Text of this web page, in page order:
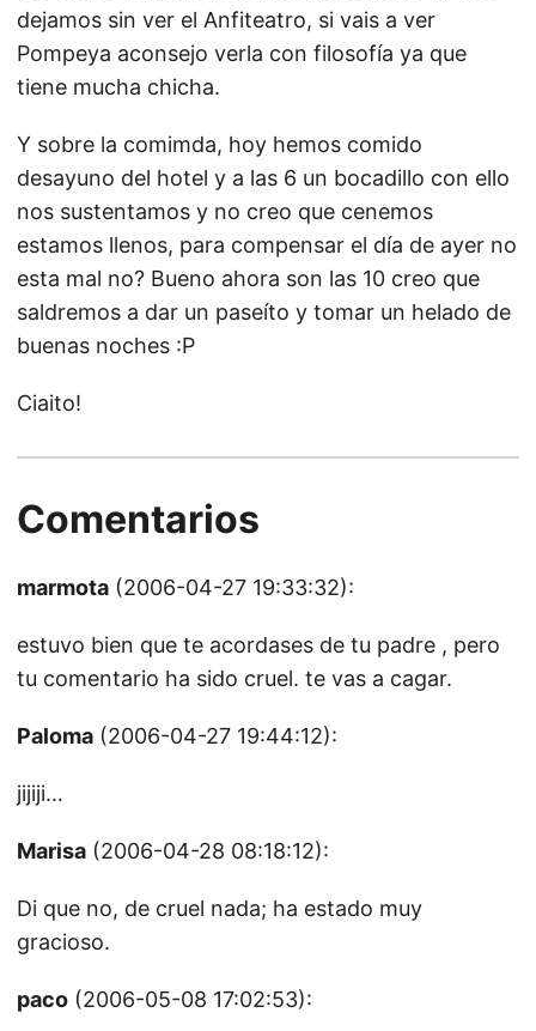
dejamos sin ver el Anfiteatro, si vais a ver
Pompeya aconsejo verla con filosofía ya que
tiene mucha chicha.
Y sobre la comimda, hoy hemos comido
desayuno del hotel y a las 6 un bocadillo con ello
nos sustentamos y no creo que cenemos
estamos llenos, para compensar el día de ayer no
esta mal no? Bueno ahora son las 10 creo que
saldremos a dar un paseíto y tomar un helado de
buenas noches :P
Ciaito!
Comentarios
marmota (2006-04-27 19:33:32):
estuvo bien que te acordases de tu padre , pero
tu comentario ha sido cruel. te vas a cagar.
Paloma (2006-04-27 19:44:12):
jijiji…
Marisa (2006-04-28 08:18:12):
Di que no, de cruel nada; ha estado muy
gracioso.
paco (2006-05-08 17:02:53):